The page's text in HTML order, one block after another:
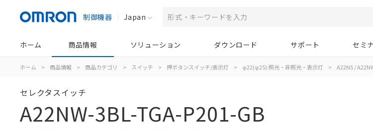
制御機器 Japan
ホーム 商品情報 ソリューション ダウンロード サポート セミナ
ホーム > 商品情報 > 商品カテゴリ > スイッチ > 押ボタンスイッチ/表示灯 > φ22(φ25):照光・非照光・表示灯 > A22NS /
セレクタスイッチ
A22NW-3BL-TGA-P201-GB